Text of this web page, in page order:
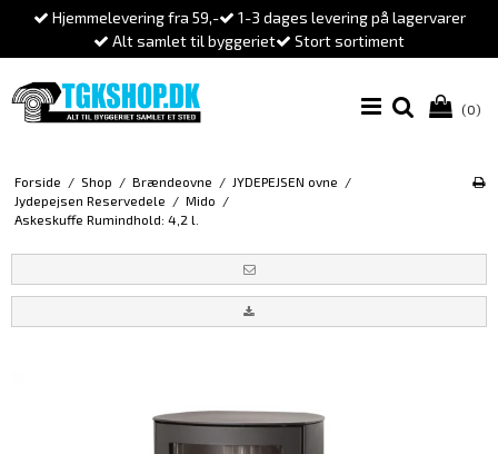
Hjemmelevering fra 59,-
1-3 dages levering på lagervarer
Alt samlet til byggeriet
Stort sortiment
(0)
Forside / Shop / Brændeovne / JYDEPEJSEN ovne /
Jydepejsen Reservedele / Mido /
Askeskuffe Rumindhold: 4,2 l.